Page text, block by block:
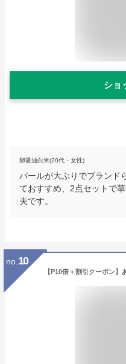
ショ
卵醤油白米(20代・女性)
パールが大ぶりでブランド
ておすすめ、2点セットで
夫です。
no. 10